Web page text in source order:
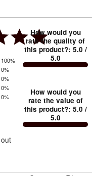
100%
0%
0%
0%
0%
out
How would you
rate the quality of
this product?: 5.0 /
5.0
How would you
rate the value of
this product?: 5.0 /
5.0